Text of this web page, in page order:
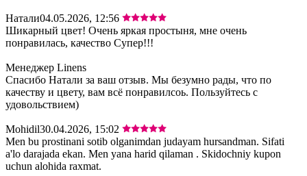
Натали04.05.2026, 12:56
Шикарный цвет! Очень яркая простыня, мне очень
понравилась, качество Супер!!!
Менеджер Linens
Спасибо Натали за ваш отзыв. Мы безумно рады, что по
качеству и цвету, вам всё понравилсоь. Пользуйтесь с
удовольствием)
Mohidil30.04.2026, 15:02
Men bu prostinani sotib olganimdan judayam hursandman. Sifati
a'lo darajada ekan. Men yana harid qilaman . Skidochniy kupon
uchun alohida raxmat.